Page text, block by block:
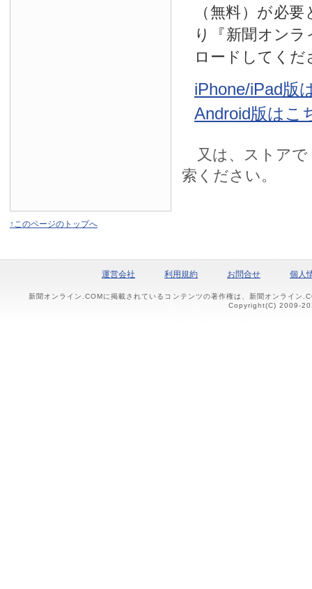
（無料）が必
り『新聞オン
ロードしてくだ
iPhone/iPad版
Android版はこ
又は、ストアで
索ください。
↑このページのトップへ
運営会社 利用規約 お問合せ 個人
新聞オンライン.COMに掲載されているコンテンツの著作権は、新聞オンライン
Copyright(C) 2009-